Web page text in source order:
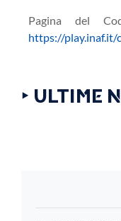
Pagina del
https://play.inaf.it/
‣ ULTIME